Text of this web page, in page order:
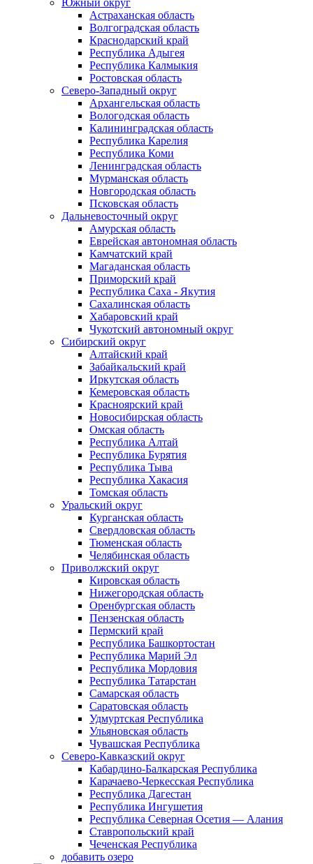
Южный округ
Астраханская область
Волгоградская область
Краснодарский край
Республика Адыгея
Республика Калмыкия
Ростовская область
Северо-Западный округ
Архангельская область
Вологодская область
Калининградская область
Республика Карелия
Республика Коми
Ленинградская область
Мурманская область
Новгородская область
Псковская область
Дальневосточный округ
Амурская область
Еврейская автономная область
Камчатский край
Магаданская область
Приморский край
Республика Саха - Якутия
Сахалинская область
Хабаровский край
Чукотский автономный округ
Сибирский округ
Алтайский край
Забайкальский край
Иркутская область
Кемеровская область
Красноярский край
Новосибирская область
Омская область
Республика Алтай
Республика Бурятия
Республика Тыва
Республика Хакасия
Томская область
Уральский округ
Курганская область
Свердловская область
Тюменская область
Челябинская область
Приволжский округ
Кировская область
Нижегородская область
Оренбургская область
Пензенская область
Пермский край
Республика Башкортостан
Республика Марий Эл
Республика Мордовия
Республика Татарстан
Самарская область
Саратовская область
Удмуртская Республика
Ульяновская область
Чувашская Республика
Северо-Кавказский округ
Кабардино-Балкарская Республика
Карачаево-Черкесская Республика
Республика Дагестан
Республика Ингушетия
Республика Северная Осетия — Алания
Ставропольский край
Чеченская Республика
добавить озеро